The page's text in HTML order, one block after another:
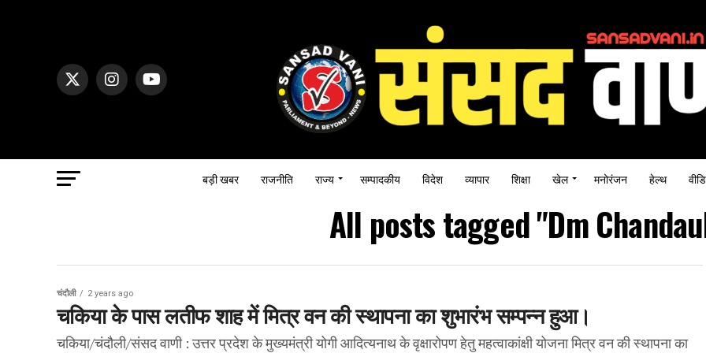
बड़ी खबर राजनीति राज्य सम्पादकीय विदेश व्यापार शिक्षा खेल मनोरंजन हेल्थ
All posts tagged "Dm
चंदौली 2 years ago
चकिया के पास लतीफ शाह में मित्र वन की स्थापना का शुभारंभ सम्पन्न हुआ।
चकिया/चंदौली/संसद वाणी : उत्तर प्रदेश के मुख्यमंत्री योगी आदित्यनाथ के वृक्षारोपण हेतु महत्वाकांक्षी योजना मित्र वन की स्थापना का